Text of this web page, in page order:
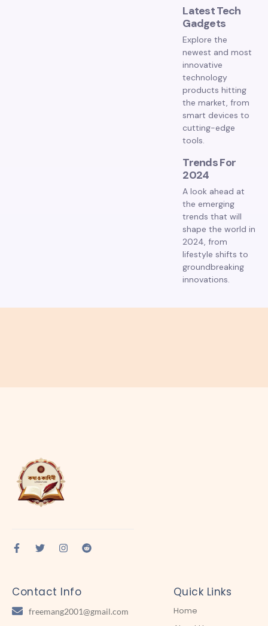
Latest Tech
Gadgets
Explore the
newest and most
innovative
technology
products hitting
the market, from
smart devices to
cutting-edge
tools.
Trends For
2024
A look ahead at
the emerging
trends that will
shape the world in
2024, from
lifestyle shifts to
groundbreaking
innovations.
Contact Info
freemang2001@gmail.com
Quick Links
Home